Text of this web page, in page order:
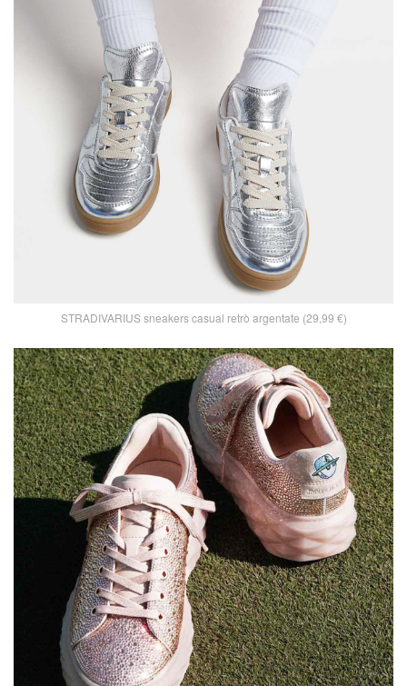
STRADIVARIUS sneakers casual retrò argentate (29,99 €)